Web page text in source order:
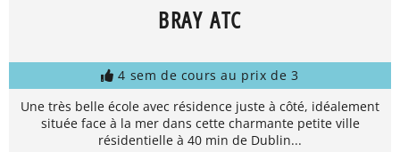
BRAY ATC
4 sem de cours au prix de 3
Une très belle école avec résidence juste à côté, idéalement
située face à la mer dans cette charmante petite ville
résidentielle à 40 min de Dublin...